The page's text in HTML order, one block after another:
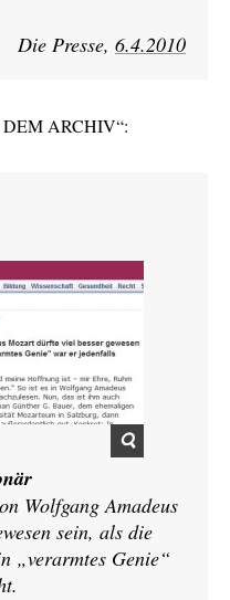
Die Presse, 6.4.2010
DEM ARCHIV“:
Wolfgang Amadeus
sein, als die
„verarmtes Genie“